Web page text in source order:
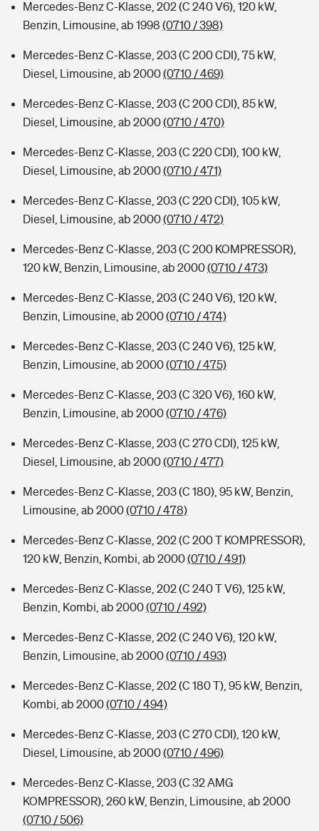
Mercedes-Benz C-Klasse, 202 (C 240 V6), 120 kW,
Benzin, Limousine, ab 1998 (0710 / 398)
Mercedes-Benz C-Klasse, 203 (C 200 CDI), 75 kW,
Diesel, Limousine, ab 2000(0710 / 469)
Mercedes-Benz C-Klasse, 203 (C 200 CDI), 85 kW,
Diesel, Limousine, ab 2000(0710 / 470)
Mercedes-Benz C-Klasse, 203 (C 220 CDI), 100 kW,
Diesel, Limousine, ab 2000(0710 / 471)
Mercedes-Benz C-Klasse, 203 (C 220 CDI), 105 kW,
Diesel, Limousine, ab 2000(0710 / 472)
Mercedes-Benz C-Klasse, 203 (C 200 KOMPRESSOR),
120 kW, Benzin, Limousine, ab 2000(0710 / 473)
Mercedes-Benz C-Klasse, 203 (C 240 V6), 120 kW,
Benzin, Limousine, ab 2000(0710 / 474)
Mercedes-Benz C-Klasse, 203 (C 240 V6), 125 kW,
Benzin, Limousine, ab 2000(0710 / 475)
Mercedes-Benz C-Klasse, 203 (C 320 V6), 160 kW,
Benzin, Limousine, ab 2000(0710 / 476)
Mercedes-Benz C-Klasse, 203 (C 270 CDI), 125 kW,
Diesel, Limousine, ab 2000(0710 / 477)
Mercedes-Benz C-Klasse, 203 (C 180), 95 kW, Benzin,
Limousine, ab 2000(0710 / 478)
Mercedes-Benz C-Klasse, 202 (C 200 T KOMPRESSOR),
120 kW, Benzin, Kombi, ab 2000(0710 / 491)
Mercedes-Benz C-Klasse, 202 (C 240 T V6), 125 kW,
Benzin, Kombi, ab 2000(0710 / 492)
Mercedes-Benz C-Klasse, 202 (C 240 V6), 120 kW,
Benzin, Limousine, ab 2000(0710 / 493)
Mercedes-Benz C-Klasse, 202 (C 180 T), 95 kW, Benzin,
Kombi, ab 2000(0710 / 494)
Mercedes-Benz C-Klasse, 203 (C 270 CDI), 120 kW,
Diesel, Limousine, ab 2000(0710 / 496)
Mercedes-Benz C-Klasse, 203 (C 32 AMG
KOMPRESSOR), 260 kW, Benzin, Limousine, ab 2000
(0710 / 506)